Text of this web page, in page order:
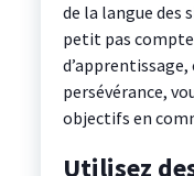
de la langue des
petit pas
persévérance,
objectifs en
Utilisez